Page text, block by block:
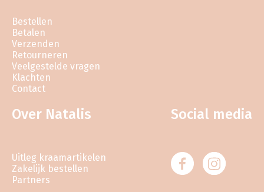
Bestellen
Betalen
Verzenden
Retourneren
Veelgestelde vragen
Klachten
Contact
Over Natalis
Uitleg kraamartikelen
Zakelijk bestellen
Partners
Social media